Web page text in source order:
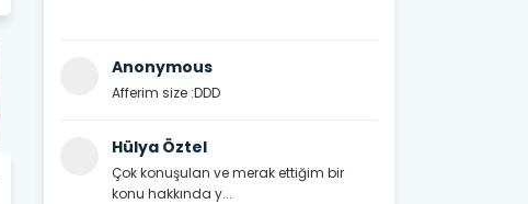
Anonymous
Afferim size :DDD
Hülya Öztel
Çok konuşulan ve merak ettiğim bir
konu hakkında y...